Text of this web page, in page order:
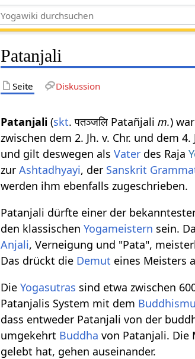
Patanjali
Seite Diskussion
Patanjali (skt. पतञ्जलि Patañjalim.)
zwischen dem 2. Jh. v. Chr. und dem
und gilt deswegen alsVater des Raja
zurAshtadhyayi, der Sanskrit
werden ihm ebenfalls zugeschrieben.
Patanjali dürfte einer der
den klassischenYogameistern sein.
Anjali, Verneigung und "Pata",
Das drückt die Demut eines Meisters
DieYogasutras sind etwa zwischen
Patanjalis System mit dem
dass entweder Patanjali von der
umgekehrt Buddha von Patanjali. Die
gelebt hat, gehen auseinander.